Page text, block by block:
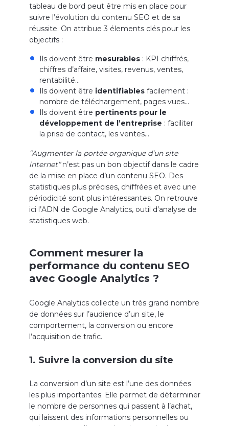
tableau de bord peut être mis en place pour
suivre l’évolution du contenu SEO et de sa
réussite. On attribue 3 élements clés pour les
objectifs :
Ils doivent être mesurables: KPI chiffrés,
chiffres d’affaire, visites, revenus, ventes,
rentabilité…
Ils doivent être identifiablesfacilement :
nombre de téléchargement, pages vues…
Ils doivent être pertinents pour le
développement de l’entreprise : faciliter
la prise de contact, les ventes…
“Augmenter la portée organique d’un site
internet”n’est pas un bon objectif dans le cadre
de la mise en place d’un contenu SEO. Des
statistiques plus précises, chiffrées et avec une
périodicité sont plus intéressantes. On retrouve
ici l’ADN de Google Analytics, outil d’analyse de
statistiques web.
Comment mesurer la
performance du contenu SEO
avec Google Analytics ?
Google Analytics collecte un très grand nombre
de données sur l’audience d’un site, le
comportement, la conversion ou encore
l’acquisition de trafic.
1. Suivre la conversion du site
La conversion d’un site est l’une des données
les plus importantes. Elle permet de déterminer
le nombre de personnes qui passent à l’achat,
qui laissent des informations personnelles ou